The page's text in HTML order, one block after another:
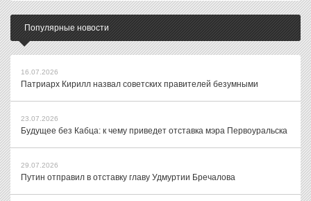
Популярные новости
16.07.2026
Патриарх Кирилл назвал советских правителей безумными
23.07.2026
Будущее без Кабца: к чему приведет отставка мэра Первоуральска
29.07.2026
Путин отправил в отставку главу Удмуртии Бречалова